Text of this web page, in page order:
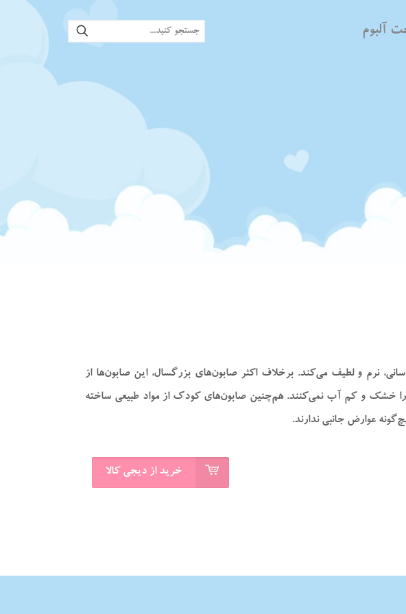
آلبوم
نرم و لطیف می‌کند. برخلاف اکثر صابون‌های بزرگسال، این صابون‌ها از
خشک و کم آب نمی‌کنند. هم‌چنین صابون‌های کودک از مواد طبیعی ساخته
عوارض جانبی ندارند.
خرید از دیجی کالا